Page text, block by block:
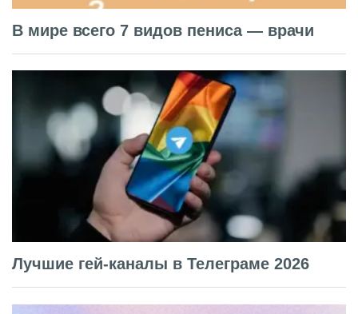
В мире всего 7 видов пениса — врачи
Лучшие гей-каналы в Телеграме 2026